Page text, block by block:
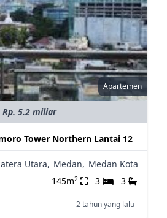
Apartemen
Rp. 5.2 miliar
Tower Northern Lantai 12
Utara, Medan, Medan Kota
145m2 3 3
2 tahun yang lalu